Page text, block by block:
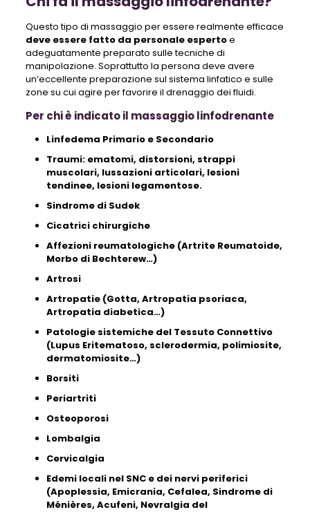
Questo tipo di massaggio per essere realmente efficace
deve essere fatto da personale espertoe
adeguatamente preparato sulle tecniche di
manipolazione. Soprattutto la persona deve avere
un’eccellente preparazione sul sistema linfatico e sulle
zone su cui agire per favorire il drenaggio dei fluidi.
Per chi è indicato il massaggio linfodrenante
Linfedema Primario e Secondario
Traumi: ematomi, distorsioni, strappi
muscolari, lussazioni articolari, lesioni
tendinee, lesioni legamentose.
Sindrome di Sudek
Cicatrici chirurgiche
Affezioni reumatologiche (Artrite Reumatoide,
Morbo di Bechterew…)
Artrosi
Artropatie (Gotta, Artropatia psoriaca,
Artropatia diabetica…)
Patologie sistemiche del Tessuto Connettivo
(Lupus Eritematoso, sclerodermia, polimiosite,
dermatomiosite…)
Borsiti
Periartriti
Osteoporosi
Lombalgia
Cervicalgia
Edemi locali nel SNC e dei nervi periferici
(Apoplessia, Emicrania, Cefalea, Sindrome di
Ménières, Acufeni, Nevralgia del